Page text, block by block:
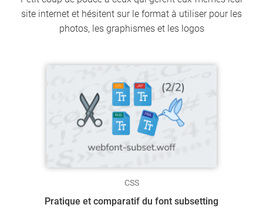
site internet et hésitent sur le format à utiliser pour les
photos, les graphismes et les logos
CSS
Pratique et comparatif du font subsetting